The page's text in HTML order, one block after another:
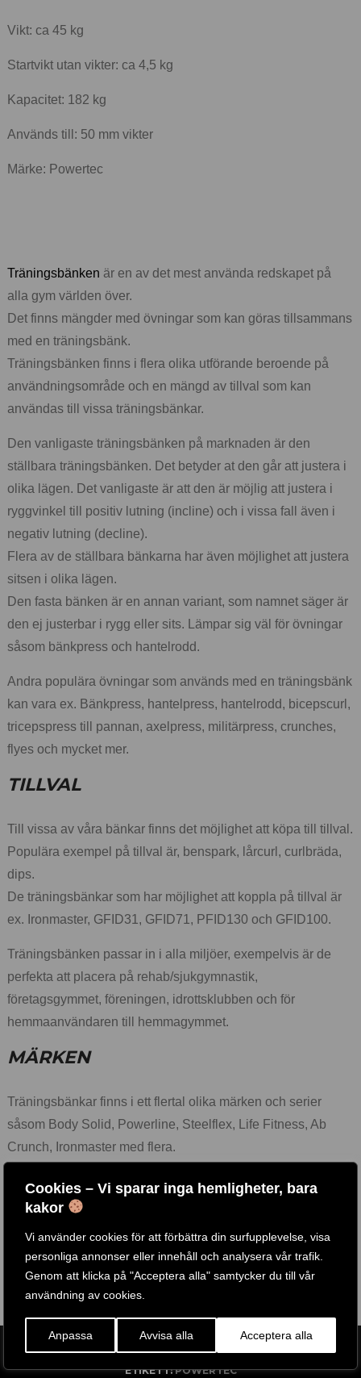
Cookies – Vi sparar inga hemligheter, bara
kakor
Vi använder cookies för att förbättra din surfupplevelse, visa
personliga annonser eller innehåll och analysera vår trafik.
Genom att klicka på "Acceptera alla" samtycker du till vår
användning av cookies.
Anpassa Avvisa alla Acceptera alla
Vikt: ca 45 kg
Startvikt utan vikter: ca 4,5 kg
Kapacitet: 182 kg
Används till: 50 mm vikter
Märke: Powertec
Träningsbänken är en av det mest använda redskapet på
alla gym världen över.
Det finns mängder med övningar som kan göras tillsammans
med en träningsbänk.
Träningsbänken finns i flera olika utförande beroende på
användningsområde och en mängd av tillval som kan
användas till vissa träningsbänkar.
Den vanligaste träningsbänken på marknaden är den
ställbara träningsbänken. Det betyder at den går att justera i
olika lägen. Det vanligaste är att den är möjlig att justera i
ryggvinkel till positiv lutning (incline) och i vissa fall även i
negativ lutning (decline).
Flera av de ställbara bänkarna har även möjlighet att justera
sitsen i olika lägen.
Den fasta bänken är en annan variant, som namnet säger är
den ej justerbar i rygg eller sits. Lämpar sig väl för övningar
såsom bänkpress och hantelrodd.
Andra populära övningar som används med en träningsbänk
kan vara ex. Bänkpress, hantelpress, hantelrodd, bicepscurl,
tricepspress till pannan, axelpress, militärpress, crunches,
flyes och mycket mer.
TILLVAL
Till vissa av våra bänkar finns det möjlighet att köpa till tillval.
Populära exempel på tillval är, benspark, lårcurl, curlbräda,
dips.
De träningsbänkar som har möjlighet att koppla på tillval är
ex. Ironmaster, GFID31, GFID71, PFID130 och GFID100.
Träningsbänken passar in i alla miljöer, exempelvis är de
perfekta att placera på rehab/sjukgymnastik,
företagsgymmet, föreningen, idrottsklubben och för
hemmaanvändaren till hemmagymmet.
MÄRKEN
Träningsbänkar finns i ett flertal olika märken och serier
såsom Body Solid, Powerline, Steelflex, Life Fitness, Ab
Crunch, Ironmaster med flera.
träningsbänkarna på marknaden och för att tillgodose de
högt ställda kraven från tusentals gym runt om i världen.
Flera av våraträningsbänkarfinns att testa i vår fysiks butik i
Göteborg, Välkomna!
ARTIKELNR:POWERTEC-WB-LPA24
ETIKETT:POWERTEC